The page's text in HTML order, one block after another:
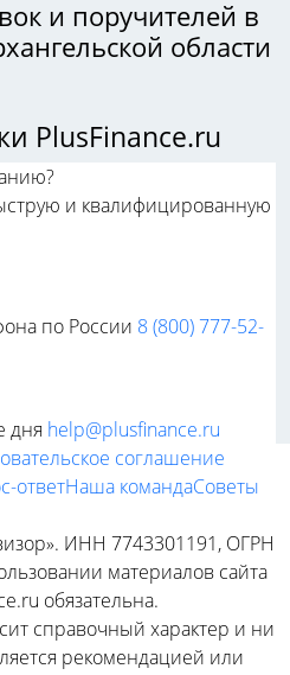
и поручителей в
области
PlusFinance.ru
и квалифицированную
по России 8 (800) 777-52-
дня help@plusfinance.ru
соглашение
ответНаша командаСоветы
ИНН 7743301191, ОГРН
материалов сайта
обязательна.
справочный характер и ни
рекомендацией или